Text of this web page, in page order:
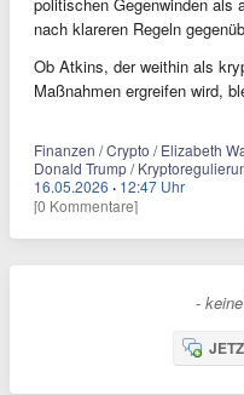
nach klareren Regeln
Ob Atkins, der weithin als
Maßnahmen ergreifen wird,
Finanzen / Crypto / Elizabeth
Donald Trump /
16.05.2026 · 12:47 Uhr
[0 Kommentare]
-